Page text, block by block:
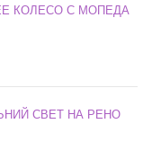
КОЛЕСО С МОПЕДА
СВЕТ НА РЕНО